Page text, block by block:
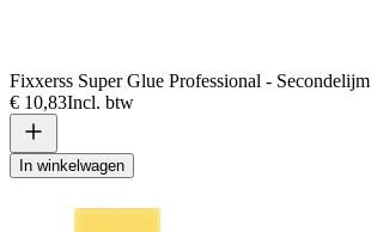
Fixxerss Super Glue Professional - Secondelijm
€ 10,83Incl. btw
In winkelwagen